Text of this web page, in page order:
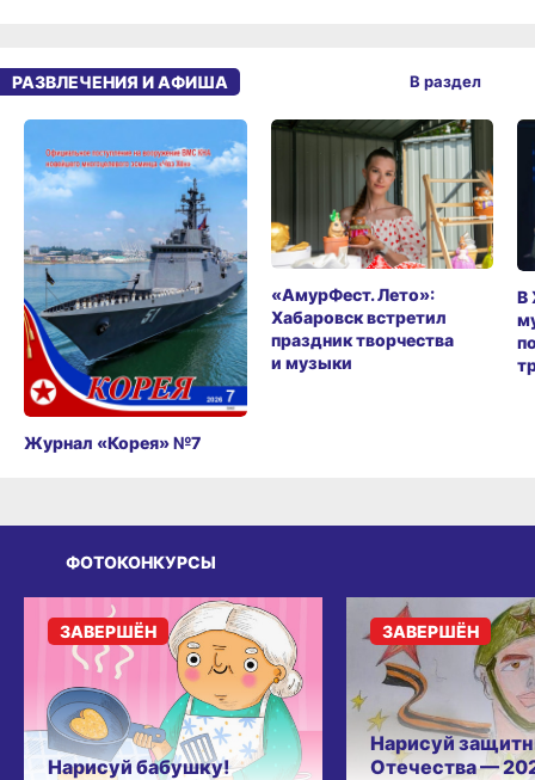
РАЗВЛЕЧЕНИЯ И АФИША
Журнал «Корея» №7
«АмурФест. Лето»:
Хабаровск встретил
праздник творчества
и музыки
В
В раздел
ФОТОКОНКУРСЫ
Нарисуй бабушку!
ЗАВЕРШЁН
Нарисуй
Отечества —
ЗАВЕРШЁН